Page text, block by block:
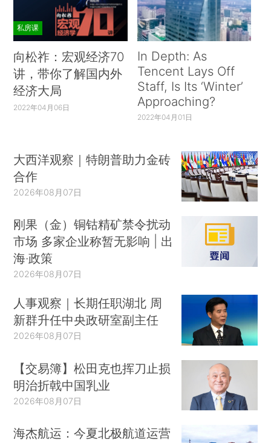
私房课
向松祚：宏观经济70
讲，带你了解国内外
经济大局
2022年04月06日
In Depth: As
Tencent Lays Off
Staff, Is Its ‘Winter’
Approaching?
2022年04月01日
大西洋观察｜特朗普助力金砖
合作
2026年08月07日
刚果（金）铜钴精矿禁令扰动
市场 多家企业称暂无影响 | 出
海·政策
2026年08月07日
人事观察｜长期任职湖北 周
新群升任中央政研室副主任
2026年08月07日
【交易簿】松田克也挥刀止损
明治折戟中国乳业
2026年08月07日
海杰航运：今夏北极航道运营